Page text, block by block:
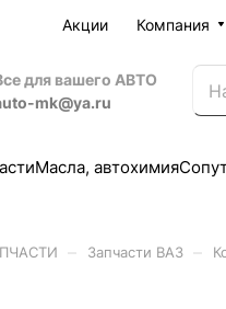
Акции Компания
для вашего АВТО
mk@ya.ru
Масла, автохимия
Запчасти ВАЗ